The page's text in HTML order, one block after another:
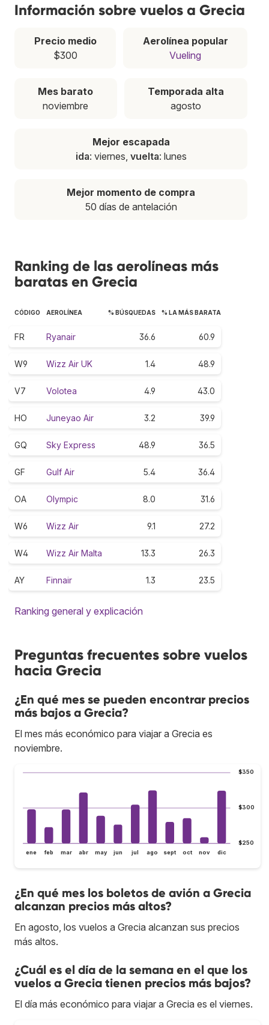
Información sobre vuelos a Grecia
Precio medio
$300
Aerolínea popular
Vueling
Mes barato
noviembre
Temporada alta
agosto
Mejor escapada
ida: viernes, vuelta: lunes
Mejor momento de compra
50 días de antelación
Ranking de las aerolíneas más
baratas en Grecia
CÓDIGO AEROLÍNEA % BÚSQUEDAS % LA MÁS BARATA
FR Ryanair 36.6 60.9
W9 Wizz Air UK 1.4 48.9
V7 Volotea 4.9 43.0
HO Juneyao Air 3.2 39.9
GQ Sky Express 48.9 36.5
GF Gulf Air 5.4 36.4
OA Olympic 8.0 31.6
W6 Wizz Air 9.1 27.2
W4 Wizz Air Malta 13.3 26.3
AY Finnair 1.3 23.5
Ranking general y explicación
Preguntas frecuentes sobre vuelos
hacia Grecia
¿En qué mes se pueden encontrar precios
más bajos a Grecia?
El mes más económico para viajar a Grecia es
noviembre.
$250
$300
$350
ene feb mar abr may jun jul ago sept oct nov dic
¿En qué mes los boletos de avión a Grecia
alcanzan precios más altos?
En agosto, los vuelos a Grecia alcanzan sus precios
más altos.
¿Cuál es el día de la semana en el que los
vuelos a Grecia tienen precios más bajos?
El día más económico para viajar a Grecia es el viernes.